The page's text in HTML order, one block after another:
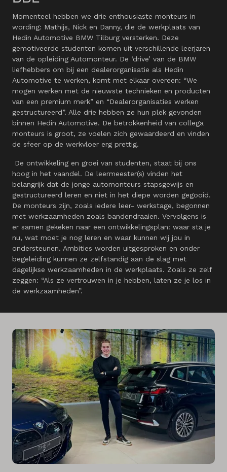
Momenteel hebben we drie enthousiaste monteurs in
wording: Mathijs, Nick en Danny, die de werkplaats van
Hedin Automotive BMW Tilburg versterken. Deze
gemotiveerde studenten komen uit verschillende leerjaren
van de opleiding Automonteur. De ‘drive’ van de BMW
liefhebbers om bij een dealerorganisatie als Hedin
Automotive te werken, komt met elkaar overeen: “We
mogen werken met de nieuwste technieken en producten
van een premium merk” en “Dealerorganisaties werken
gestructureerd”. Alle drie hebben ze hun plek gevonden
binnen Hedin Automotive. De betrokkenheid van collega
monteurs is groot, ze voelen zich gewaardeerd en vinden
de sfeer op de werkvloer erg prettig.
De ontwikkeling en groei van studenten, staat bij ons
hoog in het vaandel. De leermeester(s) vinden het
belangrijk dat de jonge automonteurs stapsgewijs en
gestructureerd leren en niet in het diepe worden gegooid.
De monteurs zijn, zoals iedere leer- werkstage, begonnen
met werkzaamheden zoals bandendraaien. Vervolgens is
er samen gekeken naar een ontwikkelingsplan: waar sta je
nu, wat moet je nog leren en waar kunnen wij jou in
ondersteunen. Ambities worden uitgesproken en onder
begeleiding kunnen ze zelfstandig aan de slag met
dagelijkse werkzaamheden in de werkplaats. Zoals ze zelf
zeggen: “Als ze vertrouwen in je hebben, laten ze je los in
de werkzaamheden”.